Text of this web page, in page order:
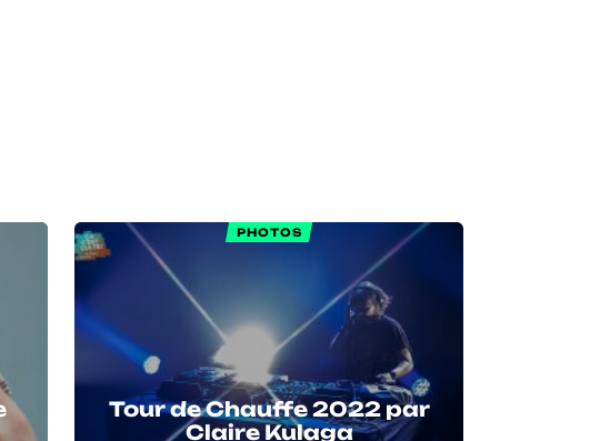
PHOTOS
Tour de Chauffe 2022 par
Claire Kulaga